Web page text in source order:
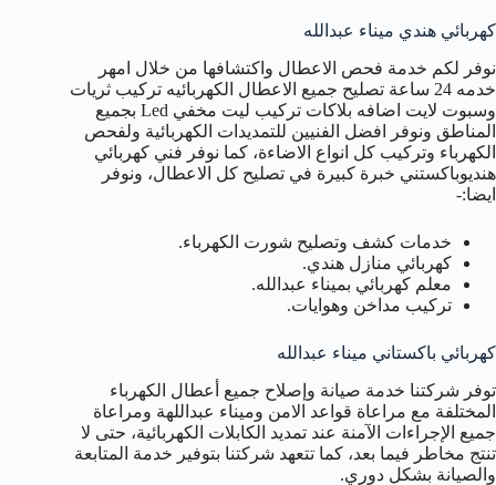
كهربائي هندي ميناء عبدالله
نوفر لكم خدمة فحص الاعطال واكتشافها من خلال امهر
خدمه 24 ساعة تصليح جميع الاعطال الكهربائيه تركيب ثريات
وسبوت لايت اضافه بلاكات تركيب ليت مخفي Led بجميع
المناطق ونوفر افضل الفنيين للتمديدات الكهربائية ولفحص
الكهرباء وتركيب كل انواع الاضاءة، كما نوفر فني كهربائي
هنديوباكستني خبرة كبيرة في تصليح كل الاعطال، ونوفر
ايضا:-
خدمات كشف وتصليح شورت الكهرباء.
كهربائي منازل هندي.
معلم كهربائي بميناء عبدالله.
تركيب مداخن وهوايات.
كهربائي باكستاني ميناء عبدالله
توفر شركتنا خدمة صيانة وإصلاح جميع أعطال الكهرباء
المختلفة مع مراعاة قواعد الامن وميناء عبداللهة ومراعاة
جميع الإجراءات الآمنة عند تمديد الكابلات الكهربائية، حتى لا
تنتج مخاطر فيما بعد، كما تتعهد شركتنا بتوفير خدمة المتابعة
والصيانة بشكل دوري.